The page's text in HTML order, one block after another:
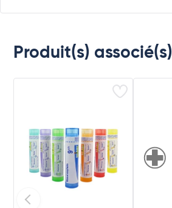
Produit(s) associé(s)